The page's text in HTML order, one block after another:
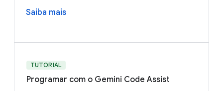
Saiba mais
TUTORIAL
Programar com o Gemini Code Assist